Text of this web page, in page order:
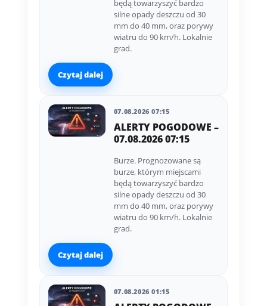
będą towarzyszyć bardzo
silne opady deszczu od 30
mm do 40 mm, oraz porywy
wiatru do 90 km/h. Lokalnie
grad.
Czytaj dalej
07.08.2026 07:15
ALERTY POGODOWE –
07.08.2026 07:15
Burze. Prognozowane są
burze, którym miejscami
będą towarzyszyć bardzo
silne opady deszczu od 30
mm do 40 mm, oraz porywy
wiatru do 90 km/h. Lokalnie
grad.
Czytaj dalej
07.08.2026 01:15